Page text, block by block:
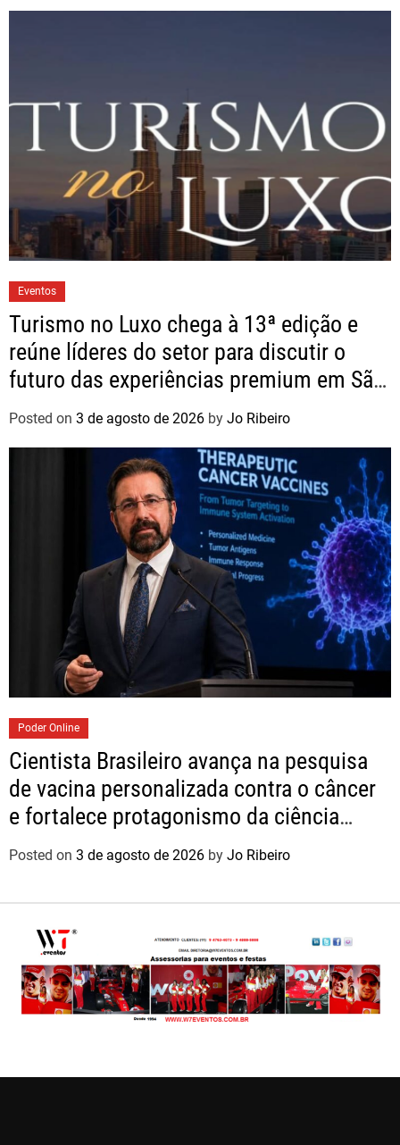
Eventos
Turismo no Luxo chega à 13ª edição e
reúne líderes do setor para discutir o
futuro das experiências premium em São
Paulo
Posted on 3 de agosto de 2026 by Jo Ribeiro
Poder Online
Cientista Brasileiro avança na pesquisa
de vacina personalizada contra o câncer
e fortalece protagonismo da ciência
nacional
Posted on 3 de agosto de 2026 by Jo Ribeiro